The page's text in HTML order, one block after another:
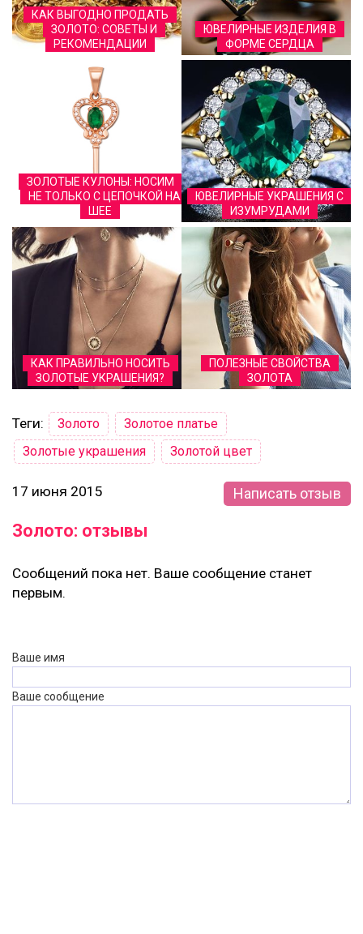
КАК ВЫГОДНО ПРОДАТЬ
ЗОЛОТО: СОВЕТЫ И
РЕКОМЕНДАЦИИ
ЮВЕЛИРНЫЕ ИЗДЕЛИЯ В
ФОРМЕ СЕРДЦА
ЗОЛОТЫЕ КУЛОНЫ: НОСИМ
НЕ ТОЛЬКО С ЦЕПОЧКОЙ НА
ШЕЕ
ЮВЕЛИРНЫЕ УКРАШЕНИЯ С
ИЗУМРУДАМИ
КАК ПРАВИЛЬНО НОСИТЬ
ЗОЛОТЫЕ УКРАШЕНИЯ?
ПОЛЕЗНЫЕ СВОЙСТВА
ЗОЛОТА
Теги: Золото
Золотое платье
Золотые украшения
Золотой цвет
17 июня 2015 Написать отзыв
Золото: отзывы
Сообщений пока нет. Ваше сообщение станет
первым.
Ваше имя
Ваше сообщение